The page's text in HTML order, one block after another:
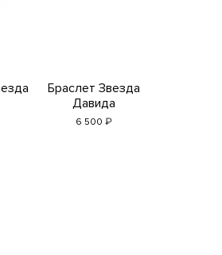
Браслет Звезда
Давида
6 500 ₽